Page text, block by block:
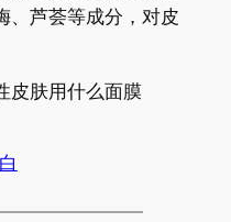
、芦荟等成分，对皮
肤用什么面膜